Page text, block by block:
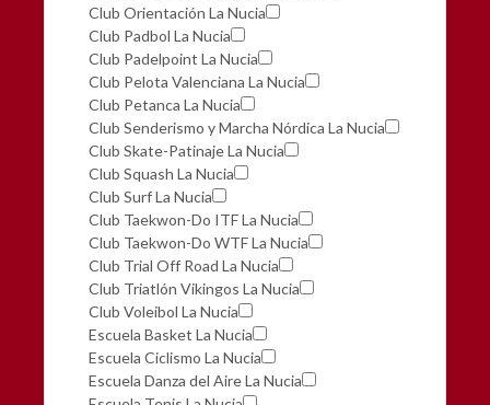
Club Orientación La Nucia
Club Padbol La Nucia
Club Padelpoint La Nucia
Club Pelota Valenciana La Nucia
Club Petanca La Nucia
Club Senderismo y Marcha Nórdica La Nucia
Club Skate-Patinaje La Nucia
Club Squash La Nucia
Club Surf La Nucia
Club Taekwon-Do ITF La Nucia
Club Taekwon-Do WTF La Nucia
Club Trial Off Road La Nucia
Club Triatlón Vikingos La Nucia
Club Voleibol La Nucia
Escuela Basket La Nucia
Escuela Ciclismo La Nucia
Escuela Danza del Aire La Nucia